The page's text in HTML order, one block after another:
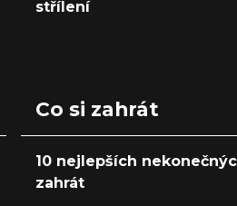
střílení
Co si zahrát
10 nejlepších
zahrát